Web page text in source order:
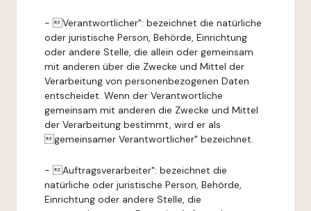
- Verantwortlicher": bezeichnet die natürliche
oder juristische Person, Behörde, Einrichtung
oder andere Stelle, die allein oder gemeinsam
mit anderen über die Zwecke und Mittel der
Verarbeitung von personenbezogenen Daten
entscheidet. Wenn der Verantwortliche
gemeinsam mit anderen die Zwecke und Mittel
der Verarbeitung bestimmt, wird er als
gemeinsamer Verantwortlicher" bezeichnet.
- Auftragsverarbeiter": bezeichnet die
natürliche oder juristische Person, Behörde,
Einrichtung oder andere Stelle, die